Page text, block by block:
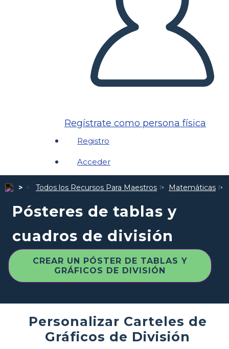
Regístrate como persona física
Registro
Acceder
Todos los Recursos Para Maestros Matemáticas
Pósteres de tablas y
cuadros de división
CREAR UN PÓSTER DE TABLAS Y
GRÁFICOS DE DIVISIÓN
Personalizar Carteles de
Gráficos de División